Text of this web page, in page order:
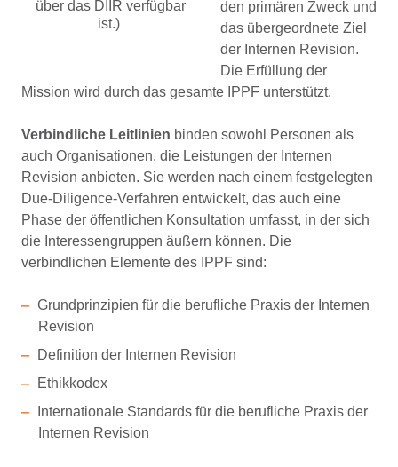
über das DIIR verfügbar
ist.)
den primären Zweck und
das übergeordnete Ziel
der Internen Revision.
Die Erfüllung der
Mission wird durch das gesamte IPPF unterstützt.
Verbindliche Leitlinien binden sowohl Personen als
auch Organisationen, die Leistungen der Internen
Revision anbieten. Sie werden nach einem festgelegten
Due-Diligence-Verfahren entwickelt, das auch eine
Phase der öffentlichen Konsultation umfasst, in der sich
die Interessengruppen äußern können. Die
verbindlichen Elemente des IPPF sind:
Grundprinzipien für die berufliche Praxis der Internen
Revision
Definition der Internen Revision
Ethikkodex
Internationale Standards für die berufliche Praxis der
Internen Revision